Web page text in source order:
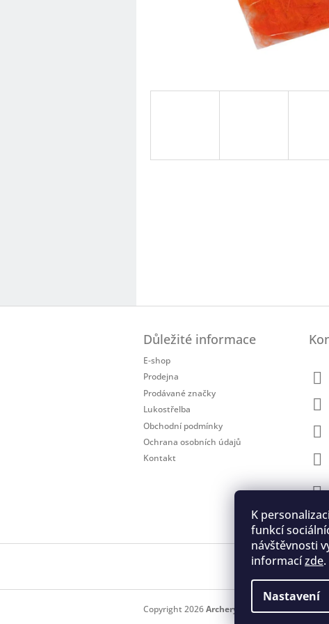
K
funkcí
návštěvnosti
informacízde.
Nastavení
Důležité informace
E-shop
Prodejna
Prodávané značky
Lukostřelba
Obchodní podmínky
Ochrana osobních údajů
Kontakt
Copyright 2026Archery.cz . Všechna práva